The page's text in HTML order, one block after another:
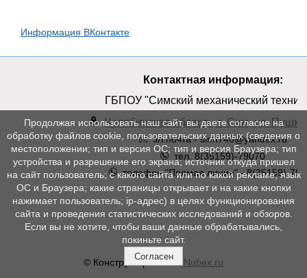
Информация ВКонтакте
Контактная информация:
ГБПОУ "Симский механический
Челябинская область, г. Сим, ул.
эл.почта - simt740@yandex.ru
тел. 8(35159)-79070
телефон "Прямая линия" - 8(35159)-
© Конструктор сайтов Nubex.ru
Продолжая использовать наш сайт, вы даете согласие на
обработку файлов cookie, пользовательских данных (сведения о
местоположении; тип и версия ОС; тип и версия Браузера; тип
устройства и разрешение его экрана; источник откуда пришел
на сайт пользователь; с какого сайта или по какой рекламе; язык
ОС и Браузера; какие страницы открывает и на какие кнопки
нажимает пользователь; ip-адрес) в целях функционирования
сайта и проведения статистических исследований и обзоров.
Если вы не хотите, чтобы ваши данные обрабатывались,
покиньте сайт.
Согласен